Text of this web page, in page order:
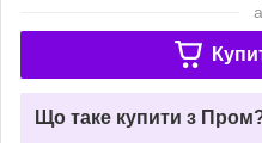
Що таке купити з